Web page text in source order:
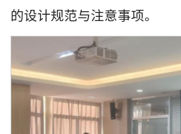
的设计规范与注意事项。